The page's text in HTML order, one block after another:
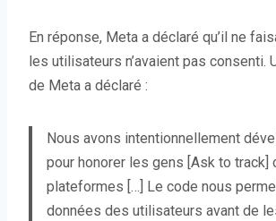
En réponse, Meta a déclaré qu’il ne
les utilisateurs n’avaient pas consenti.
de Meta a déclaré :
Nous avons intentionnellement
pour honorer les gens [Ask to track]
plateformes […] Le code nous
données des utilisateurs avant de